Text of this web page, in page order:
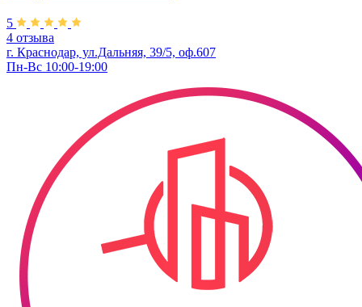
5
4 отзыва
г. Краснодар, ул.Дальняя, 39/5, оф.607
Пн-Вс 10:00-19:00